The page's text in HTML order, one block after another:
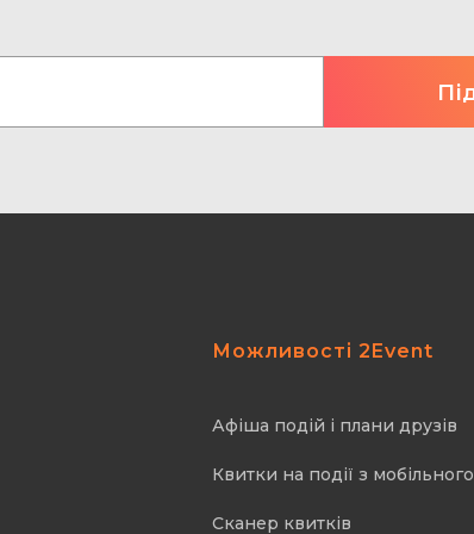
Можливості 2Event
Афіша подій і плани друзів
Квитки на події з мобільного
Cканер квитків